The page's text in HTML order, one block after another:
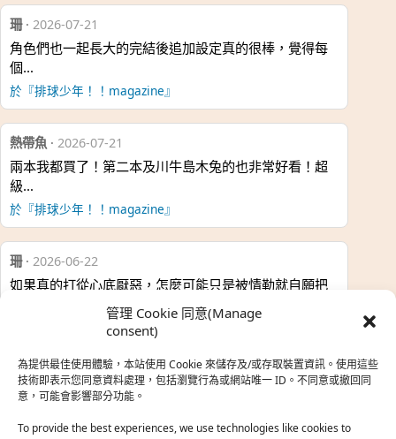
管理 Cookie 同意(Manage
consent)
為提供最佳使用體驗，本站使用 Cookie 來儲存及/或存取裝置資訊。使用這些
技術即表示您同意資料處理，包括瀏覽行為或網站唯一 ID。不同意或撤回同
意，可能會影響部分功能。
To provide the best experiences, we use technologies like cookies to
珊· 2026-07-21
角色們也一起長大的完結後追加設定真的很棒，覺得每
個…
於『排球少年！！magazine』
熱帶魚 · 2026-07-21
兩本我都買了！第二本及川牛島木兔的也非常好看！超
級…
於『排球少年！！magazine』
珊· 2026-06-22
如果真的打從心底厭惡，怎麼可能只是被情勒就自願把
熱帶魚·2026-06-22
之前看到網路上有人說灰二自私情勒大家陪他圓夢，但
真…